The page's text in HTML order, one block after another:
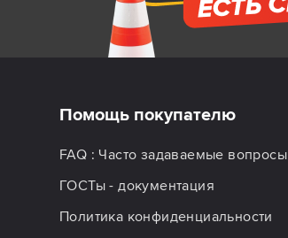
Помощь покупателю
FAQ : Часто задаваемые вопросы
ГОСТы - документация
Политика конфиденциальности